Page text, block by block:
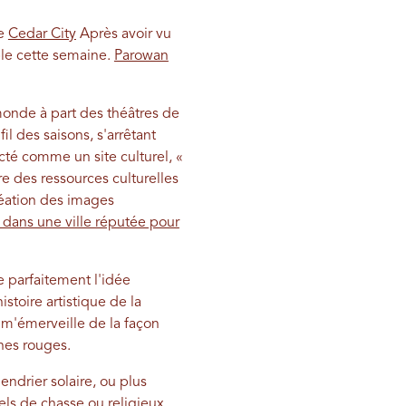
Cedar CityAprès avoir vu
cette semaine. Parowan
à part des théâtres de
des saisons, s'arrêtant
comme un site culturel, «
des ressources culturelles
des images
une ville réputée pour
parfaitement l'idée
artistique de la
de la façon
rouges.
solaire, ou plus